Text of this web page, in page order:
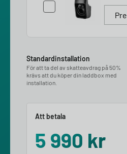
Standardinstallation
För att ta del av skatteavdrag på 50%
krävs att du köper din laddbox med
installation.
Att betala
5 990 kr